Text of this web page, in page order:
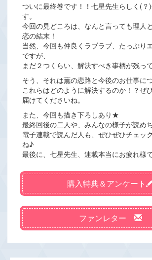
ついに最終巻です！！七星先生らしく(？
す。
今回の見どころは、なんと言っても理人
恋の結末！
当然、今回も仲良くラブラブ、たっぷり
ですが、
まだ２つくらい、解決すべき事柄が残っ
そう、それは薫の恋路と今後のお仕事に
これらはどのように解決するのか！？ぜ
届けてくださいね。
また、今回も描き下ろしあり★
最終回後の二人や、みんなの様子が読めち
電子連載で読んだ人も、ぜひぜひチェッ
ね♪
最後に、七星先生、連載本当にお疲れ様
購入特典＆アンケート
ファンレター